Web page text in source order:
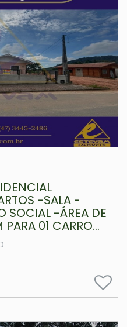
-SALA -
SOCIAL -ÁREA DE
01 CARRO...